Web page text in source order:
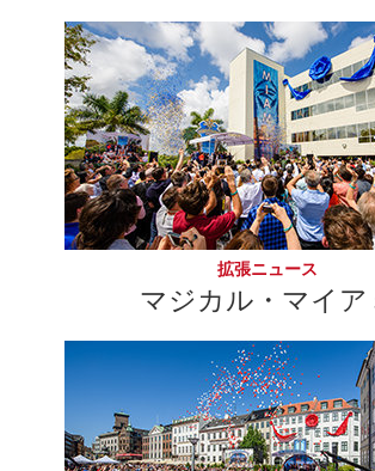
拡張ニュース
マジカル・マイア